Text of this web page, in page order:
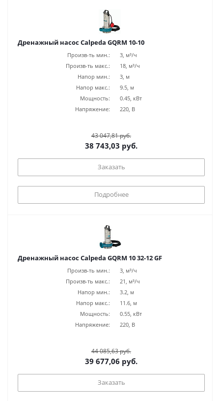
Дренажный насос Calpeda GQRM 10-10
Произв-ть мин.:
3, м³/ч
Произв-ть макс.:
18, м³/ч
Напор мин.:
3, м
Напор макс.:
9.5, м
Мощность:
0.45, кВт
Напряжение:
220, В
43 047,81 руб.
38 743,03 руб.
Заказать
Подробнее
Дренажный насос Calpeda GQRM 10 32-12 GF
Произв-ть мин.:
3, м³/ч
Произв-ть макс.:
21, м³/ч
Напор мин.:
3.2, м
Напор макс.:
11.6, м
Мощность:
0.55, кВт
Напряжение:
220, В
44 085,63 руб.
39 677,06 руб.
Заказать